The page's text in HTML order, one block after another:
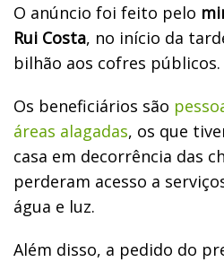
O anúncio foi feito pelo
Rui Costa, no início da
bilhão aos cofres públicos.
Os beneficiários são
áreas alagadas, os que
casa em decorrência das
perderam acesso a
água e luz.
Além disso, a pedido do